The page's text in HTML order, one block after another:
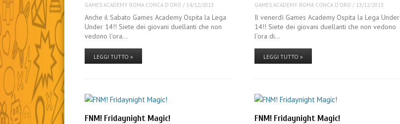
GAMES ACADEMY ROMA CONCA D'ORO / 14/12/2013
Anche il Sabato Games Academy Ospita la Lega
Under 14!! Siete dei giovani duellanti che non
vedono l’ora…
LEGGI TUTTO »
GAMES ACADEMY ROMA CONCA D'ORO / 13/12/2013
Il venerdì Games Academy Ospita la Lega Under
14!! Siete dei giovani duellanti che non vedono
l’ora di…
LEGGI TUTTO »
FNM! Fridaynight Magic! FNM! Fridaynight Magic!